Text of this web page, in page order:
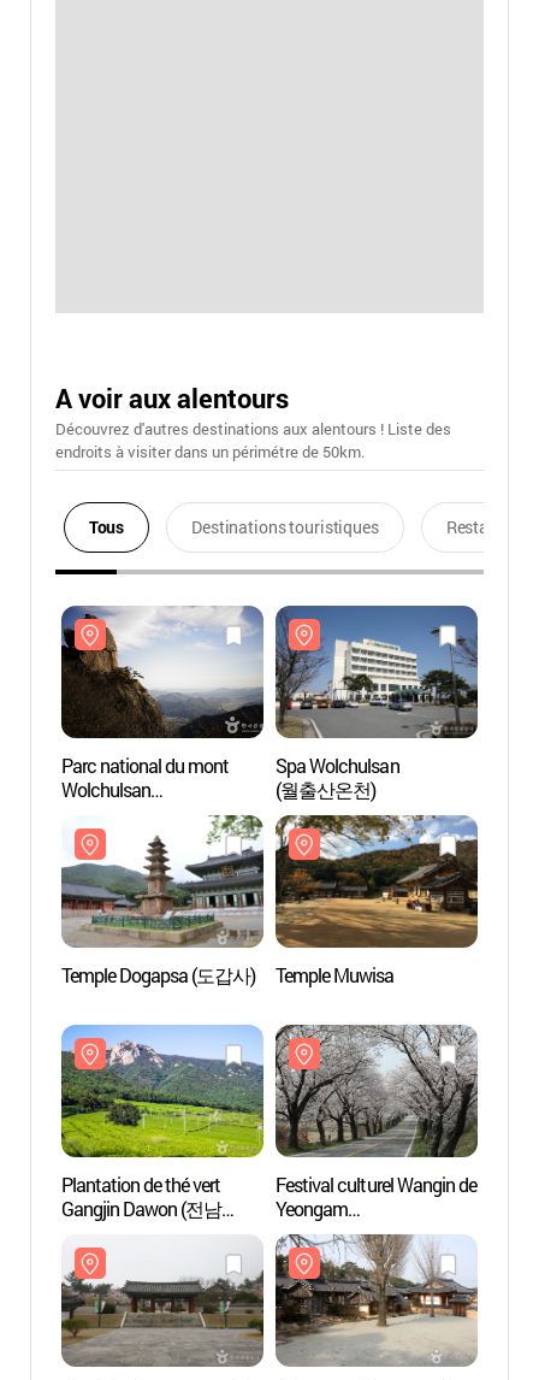
A voir aux alentours
Découvrez d'autres destinations aux alentours ! Liste des
endroits à visiter dans un périmétre de 50km.
Tous Destinations touristiques Restaurants
Parc national du mont
Wolchulsan
Spa Wolchulsan
(월출산온천)
Temple Dogapsa (도갑사) Temple Muwisa
Plantation de thé vert
Gangjin Dawon (전남
Festival culturel Wangin de
Yeongam
(영암왕인문화축제)